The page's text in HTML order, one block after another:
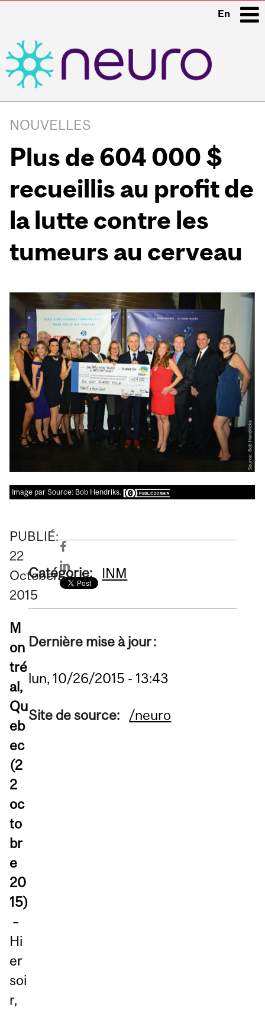
En
navigation
NOUVELLES
Plus de 604 000 $
recueillis au profit de
la lutte contre les
tumeurs au cerveau
Image par Source: Bob Hendriks.
PUBLIÉ:
22
October
2015
M
on
tré
al,
Qu
eb
ec
(2
2
oc
to
br
e
20
15)
–
Hi
er
soi
r,
Catégorie: INM
Dernière mise à jour :
lun, 10/26/2015 - 13:43
Site de source: /neuro